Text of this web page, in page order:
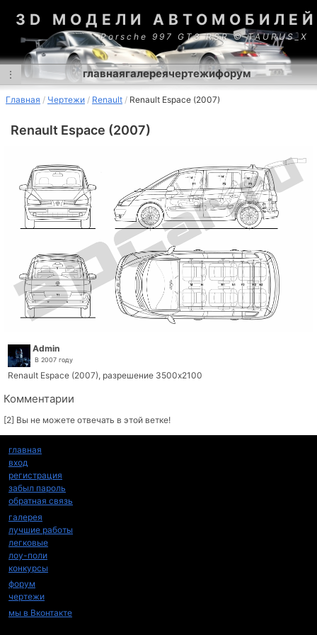
3D МОДЕЛИ АВТОМОБИЛЕЙ
Porsche 997 GT3 RSR © TAURUS_X
⋮ главнаягалереячертежифорум
Главная Чертежи Renault Renault Espace (2007)
Renault Espace (2007)
Admin
В 2007 году
Renault Espace (2007), разрешение 3500x2100
Комментарии
[2] Вы не можете отвечать в этой ветке!
главная
вход
регистрация
забыл пароль
обратная связь
галерея
лучшие работы
легковые
лоу-поли
конкурсы
форум
чертежи
мы в Вконтакте